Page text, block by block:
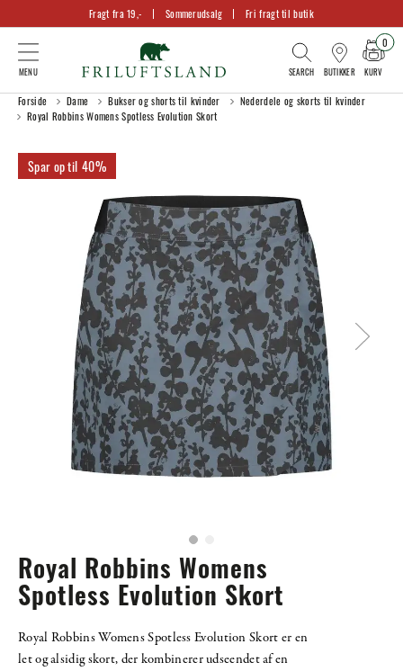
Fragt fra 19,- Sommerudsalg Fri fragt til butik
BUTIKKER KURV
0
Forside Dame Bukser og shorts til kvinder
Nederdele og skorts til kvinder
Royal Robbins Womens Spotless Evolution Skort
40%
Royal Robbins Womens
Spotless Evolution Skort
Royal Robbins Womens Spotless Evolution Skort er en
let og alsidig skort, der kombinerer udseendet af en